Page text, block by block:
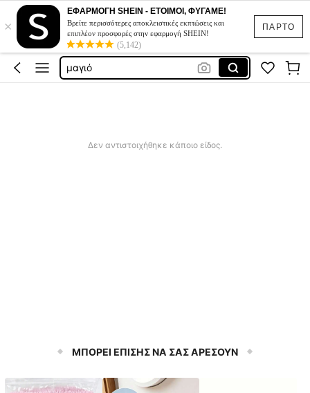
ΠΑΡΤΟ
×
ΕΦΑΡΜΟΓΗ SHEIN - ΕΤΟΙΜΟΙ, ΦΥΓΑΜΕ!
Βρείτε περισσότερες αποκλειστικές εκπτώσεις και
επιπλέον προσφορές στην εφαρμογή SHEIN!
(5,142)
sqiushy
μαγιο γυναικιο
φορεματα για γαμο
μαγιό
Δεν αντιστοιχήθηκε κάποιο είδος.
ΜΠΟΡΕΙ ΕΠΙΣΗΣ ΝΑ ΣΑΣ ΑΡΕΣΟΥΝ